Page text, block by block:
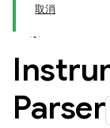
取消
Parser